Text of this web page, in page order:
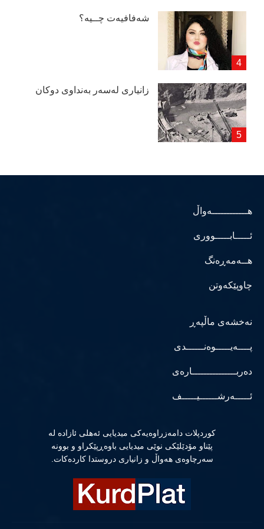
شەفافیەت چــیە؟
زانیاری لەسەر بەنداوی دوكان
هــــــــــــەواڵ
ئـــــابـــــووری
هــەمەڕەنگ
چاوپێکەوتن
نەخشەی ماڵپەڕ
پــــەیـــــوەنــــــدی
دەربـــــــــــــــارەی
ئـــــەرشــــــیـــــف
كوردپلات دامەزراوەیەكی میدیایی ئەهلی ئازادە لە
پێناو مۆدێلێكی نوێی میدیایی باوەڕپێكراو و بوونە
سەرچاوەی هەواڵ و زانیاری دروستدا كاردەكات.